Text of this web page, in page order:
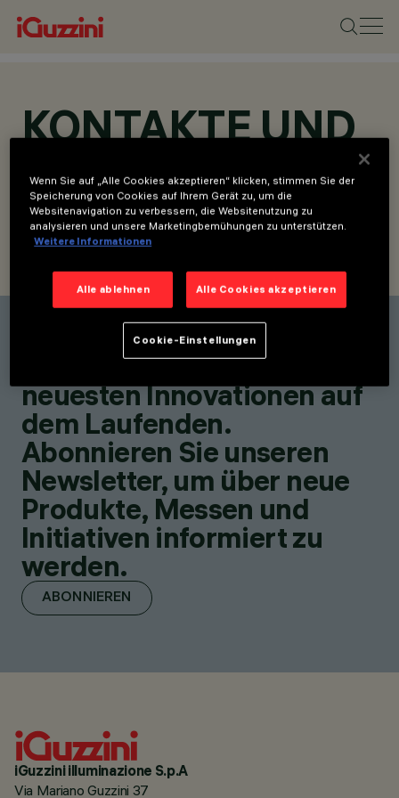
KONTAKTE UND
STANDORTE
KONTAKT SUCHEN ANFRAGE SENDEN
Einen Kontakt finden
Bleiben Sie über unsere
neuesten Innovationen auf
dem Laufenden.
Abonnieren Sie unseren
Newsletter, um über neue
Produkte, Messen und
Initiativen informiert zu
werden.
ABONNIEREN
iGuzzini illuminazione S.p.A
Via Mariano Guzzini 37
Wenn Sie auf „Alle Cookies akzeptieren“ klicken, stimmen Sie der
Speicherung von Cookies auf Ihrem Gerät zu, um die
Websitenavigation zu verbessern, die Websitenutzung zu
analysieren und unsere Marketingbemühungen zu unterstützen.
Weitere Informationen
Alle ablehnen Alle Cookies akzeptieren
Cookie-Einstellungen